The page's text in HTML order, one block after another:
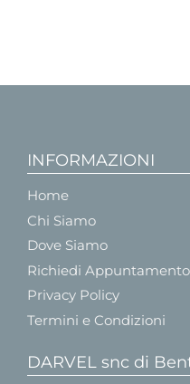
INFORMAZIONI
Home
Chi Siamo
Dove Siamo
Richiedi Appuntamento
Privacy Policy
Termini e Condizioni
DARVEL snc di